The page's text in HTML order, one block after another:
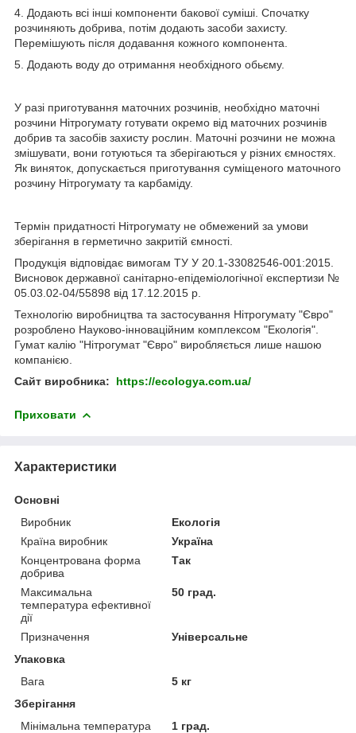
4. Додають всі інші компоненти бакової суміші. Спочатку
розчиняють добрива, потім додають засоби захисту.
Перемішують після додавання кожного компонента.
5. Додають воду до отримання необхідного обьєму.
У разі приготування маточних розчинів, необхідно маточні
розчини Нітрогумату готувати окремо від маточних розчинів
добрив та засобів захисту рослин. Маточні розчини не можна
змішувати, вони готуються та зберігаються у різних ємностях.
Як виняток, допускається приготування суміщеного маточного
розчину Нітрогумату та карбаміду.
Термін придатності Нітрогумату не обмежений за умови
зберігання в герметично закритій ємності.
Продукція відповідає вимогам ТУ У 20.1-33082546-001:2015.
Висновок державної санітарно-епідеміологічної експертизи №
05.03.02-04/55898 від 17.12.2015 р.
Технологію виробництва та застосування Нітрогумату "Євро"
розроблено Науково-інноваційним комплексом "Екологія".
Гумат калію "Нітрогумат "Євро" виробляється лише нашою
компанією.
Сайт виробника: https://ecologya.com.ua/
Приховати
Характеристики
Основні
Виробник
Екологія
Країна виробник
Україна
Концентрована форма
добрива
Так
Максимальна
температура ефективної
дії
50 град.
Призначення
Універсальне
Упаковка
Вага
5 кг
Зберігання
Мінімальна температура
1 град.